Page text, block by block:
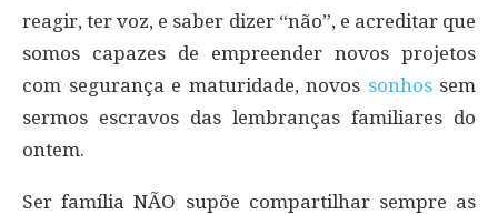
reagir, ter voz, e saber dizer “não”, e acreditar que
somos capazes de empreender novos projetos
com segurança e maturidade, novos sonhos sem
sermos escravos das lembranças familiares do
ontem.
Ser família NÃO supõe compartilhar sempre as